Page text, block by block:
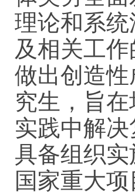
理论和系
及相关工
做出创造
究生，旨
实践中解
具备组织
国家重大